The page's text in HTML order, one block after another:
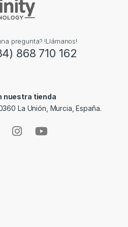
pregunta? !Llámanos!
868 710 162
nuestra tienda
La Unión, Murcia, España.